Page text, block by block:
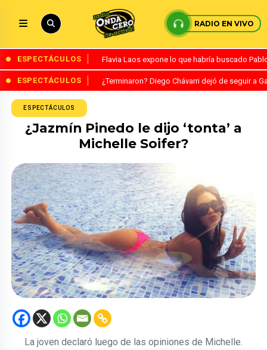
RADIO EN VIVO
ESPECTÁCULOS Flavia Laos expone lo que habría buscado
ESPECTÁCULOS ¿Terminaron? Diego Chávarri dejó de seguir a
ESPECTÁCULOS
¿Jazmín Pinedo le dijo ‘tonta’ a
Michelle Soifer?
La joven declaró luego de las opiniones de Michelle.